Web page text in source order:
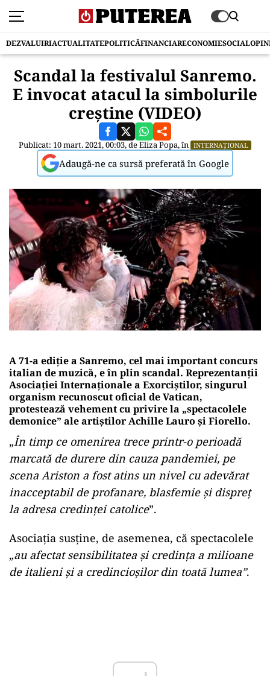
DEZVALUIRIACTUALITATEPOLITICĂFINANCIARECONOMIESOCIAL
Scandal la festivalul Sanremo.
E invocat atacul la simbolurile
creștine (VIDEO)
Publicat: 10 mart. 2021, 00:03, deEliza Popa, în INTERNAȚIONAL
Adaugă-ne ca sursă preferată în Google
A 71-a ediție a Sanremo, cel mai important concurs
italian de muzică, e în plin scandal. Reprezentanții
Asociației Internaționale a Exorciștilor, singurul
organism recunoscut oficial de Vatican,
protestează vehement cu privire la „spectacolele
demonice” ale artiștilor Achille Lauro și Fiorello.
„În timp ce omenirea trece printr-o perioadă
marcată de durere din cauza pandemiei, pe
scena Ariston a fost atins un nivel cu adevărat
inacceptabil de profanare, blasfemie și dispreț
la adresa credinței catolice”.
Asociația susține, de asemenea, că spectacolele
„au afectat sensibilitatea și credința a milioane
de italieni și a credincioșilor din toată lumea”.